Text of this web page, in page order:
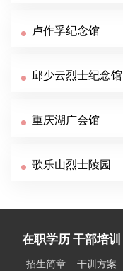
卢作孚纪念馆
邱少云烈士纪念馆
重庆湖广会馆
歌乐山烈士陵园
在职学历
招生简章
干部培训
干训方案